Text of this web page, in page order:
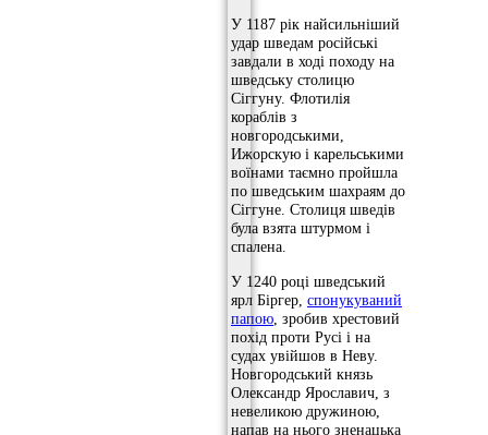
У 1187 рік найсильніший
удар шведам російські
завдали в ході походу на
шведську столицю
Сіггуну. Флотилія
кораблів з
новгородськими,
Ижорскую і карельськими
воїнами таємно пройшла
по шведським шахраям до
Сіггуне. Столиця шведів
була взята штурмом і
спалена.
У 1240 році шведський
ярл Біргер, спонукуваний
папою , зробив хрестовий
похід проти Русі і на
судах увійшов в Неву.
Новгородський князь
Олександр Ярославич, з
невеликою дружиною,
напав на нього зненацька